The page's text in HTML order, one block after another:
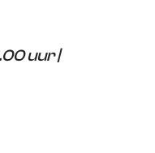
uur |